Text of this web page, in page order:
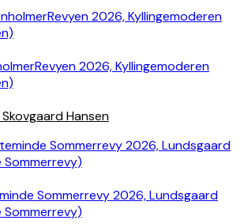
2026, Kyllingemoderen
Hansen
Sommerrevy 2026, Lundsgaard